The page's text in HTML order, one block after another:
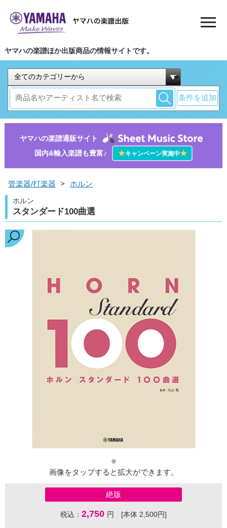
ヤマハの楽譜ほか出版商品の情報サイトです。
条件を追加
ヤマハの楽譜通販サイト
国内&輸入楽譜も豊富♪
★キャンペーン実施中★
管楽器/打楽器 > ホルン
ホルン
スタンダード100曲選
画像をタップすると拡大ができます。
絶版
税込： 2,750 円 [本体 2,500円]